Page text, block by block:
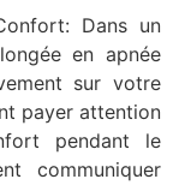
Dans un
en apnée
sur votre
payer attention
pendant le
communiquer